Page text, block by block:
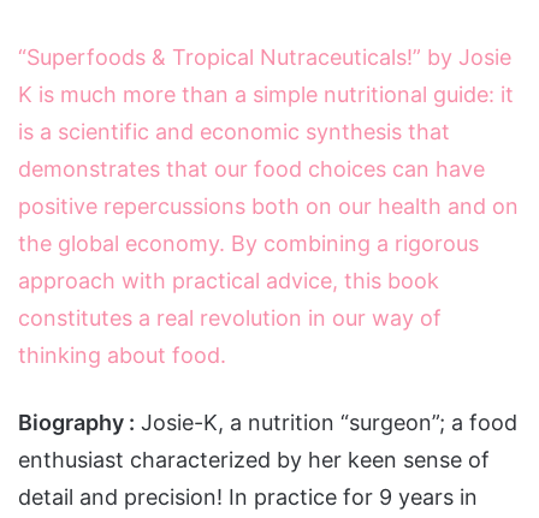
“Superfoods & Tropical Nutraceuticals!” by Josie
K is much more than a simple nutritional guide: it
is a scientific and economic synthesis that
demonstrates that our food choices can have
positive repercussions both on our health and on
the global economy. By combining a rigorous
approach with practical advice, this book
constitutes a real revolution in our way of
thinking about food.
Biography : Josie-K, a nutrition “surgeon”; a food
enthusiast characterized by her keen sense of
detail and precision! In practice for 9 years in